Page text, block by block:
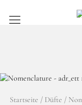
Startseite / Düfte /